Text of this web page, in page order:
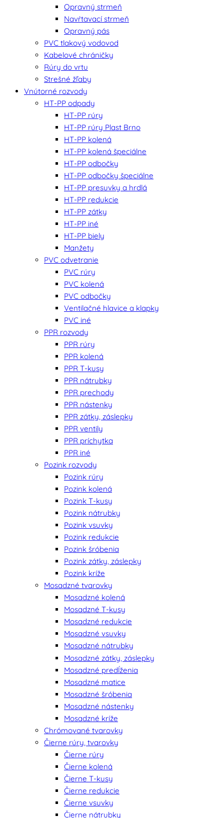
Opravný strmeň
Navŕtavací strmeň
Opravný pás
PVC tlakový vodovod
Kabelové chráničky
Rúry do vrtu
Strešné žľaby
Vnútorné rozvody
HT-PP odpady
HT-PP rúry
HT-PP rúry Plast Brno
HT-PP kolená
HT-PP kolená špeciálne
HT-PP odbočky
HT-PP odbočky špeciálne
HT-PP presuvky a hrdlá
HT-PP redukcie
HT-PP zátky
HT-PP iné
HT-PP biely
Manžety
PVC odvetranie
PVC rúry
PVC kolená
PVC odbočky
Ventilačné hlavice a klapky
PVC iné
PPR rozvody
PPR rúry
PPR kolená
PPR T-kusy
PPR nátrubky
PPR prechody
PPR nástenky
PPR zátky, záslepky
PPR ventily
PPR príchytka
PPR iné
Pozink rozvody
Pozink rúry
Pozink kolená
Pozink T-kusy
Pozink nátrubky
Pozink vsuvky
Pozink redukcie
Pozink šróbenia
Pozink zátky, záslepky
Pozink kríže
Mosadzné tvarovky
Mosadzné kolená
Mosadzné T-kusy
Mosadzné redukcie
Mosadzné vsuvky
Mosadzné nátrubky
Mosadzné zátky, záslepky
Mosadzné predĺženia
Mosadzné matice
Mosadzné šróbenia
Mosadzné nástenky
Mosadzné kríže
Chrómované tvarovky
Čierne rúry, tvarovky
Čierne rúry
Čierne kolená
Čierne T-kusy
Čierne redukcie
Čierne vsuvky
Čierne nátrubky